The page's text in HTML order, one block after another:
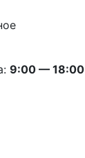
9:00 — 18:00